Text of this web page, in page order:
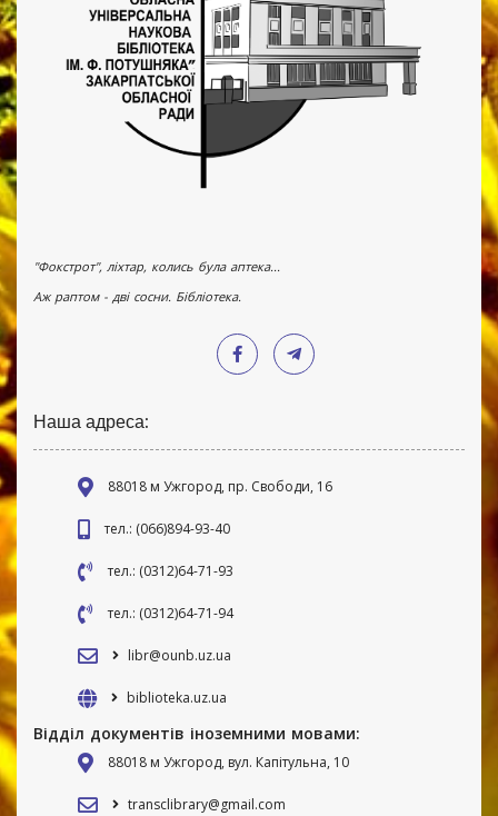
"Фокстрот", ліхтар, колись була аптека...
Аж раптом - дві сосни. Бібліотека.
Наша адреса:
88018 м Ужгород, пр. Свободи, 16
тел.: (066)894-93-40
тел.: (0312)64-71-93
тел.: (0312)64-71-94
libr@ounb.uz.ua
biblioteka.uz.ua
Відділ документів іноземними мовами:
88018 м Ужгород, вул. Капітульна, 10
transclibrary@gmail.com